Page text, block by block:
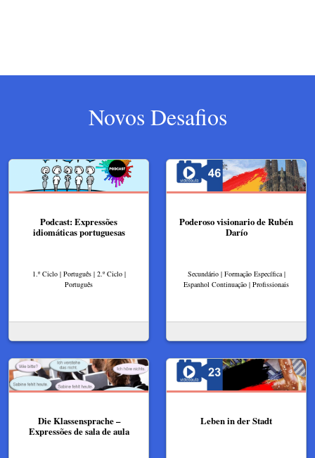
Novos Desafios
Podcast: Expressões
idiomáticas portuguesas
1.º Ciclo | Português | 2.º Ciclo |
Português
Poderoso visionario de Rubén
Darío
Secundário | Formação Específica |
Espanhol Continuação | Profissionais
Die Klassensprache –
Expressões de sala de aula
Leben in der Stadt